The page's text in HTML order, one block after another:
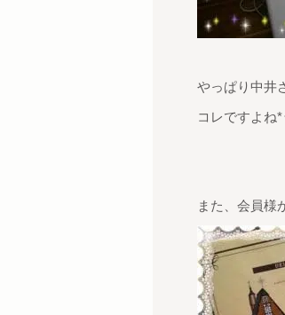
やっぱり中井
コレですよね
また、会員様